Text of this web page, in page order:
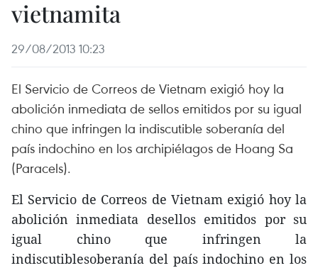
vietnamita
29/08/2013 10:23
El Servicio de Correos de Vietnam exigió hoy la
abolición inmediata de sellos emitidos por su igual
chino que infringen la indiscutible soberanía del
país indochino en los archipiélagos de Hoang Sa
(Paracels).
El Servicio de Correos de Vietnam exigió hoy la
abolición inmediata desellos emitidos por su
igual chino que infringen la
indiscutiblesoberanía del país indochino en los